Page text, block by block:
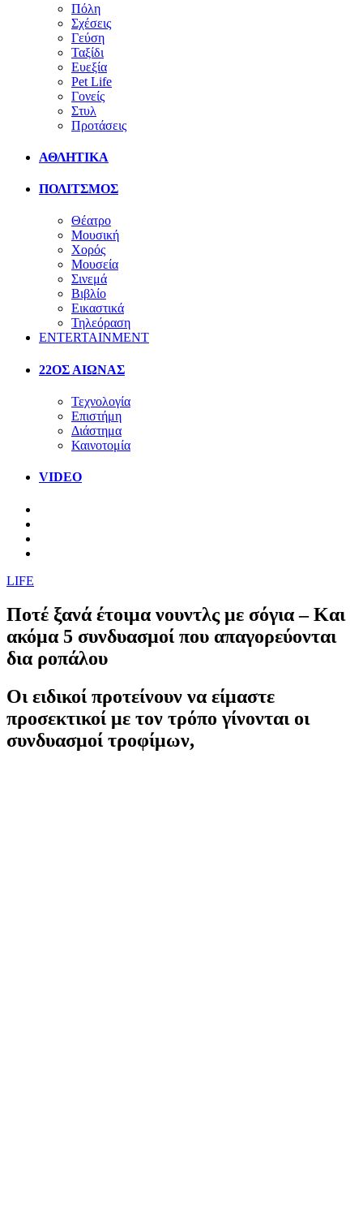
Πόλη
Σχέσεις
Γεύση
Ταξίδι
Ευεξία
Pet Life
Γονείς
Στυλ
Προτάσεις
ΑΘΛΗΤΙΚΑ
ΠΟΛΙΤΣΜΟΣ
Θέατρο
Μουσική
Χορός
Μουσεία
Σινεμά
Βιβλίο
Εικαστικά
Τηλεόραση
ENTERTAINMENT
22ΟΣ ΑΙΩΝΑΣ
Τεχνολογία
Επιστήμη
Διάστημα
Καινοτομία
VIDEO
LIFE
Ποτέ ξανά έτοιμα νουντλς με σόγια – Και
ακόμα 5 συνδυασμοί που απαγορεύονται
δια ροπάλου
Οι ειδικοί προτείνουν να είμαστε
προσεκτικοί με τον τρόπο γίνονται οι
συνδυασμοί τροφίμων,